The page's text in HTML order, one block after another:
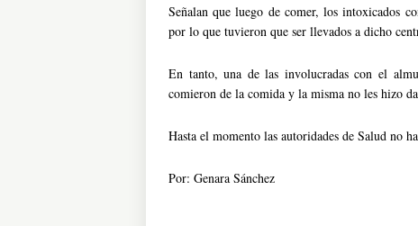
Señalan que luego de comer, los intoxicados
por lo que tuvieron que ser llevados a dicho
En tanto, una de las involucradas con el
comieron de la comida y la misma no les hizo
Hasta el momento las autoridades de Salud no
Por: Genara Sánchez